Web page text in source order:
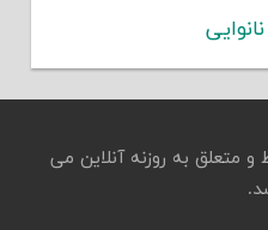
متعلق به روزنه آنلاین می